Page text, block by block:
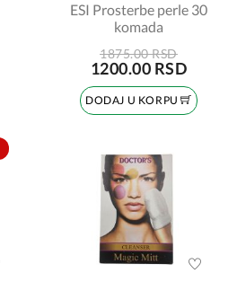
ESI Prosterbe perle 30
komada
1875.00 RSD
1200.00 RSD
DODAJ U KORPU